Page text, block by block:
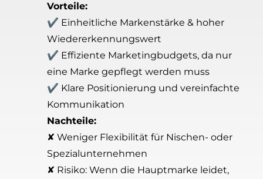
Vorteile:
✔ Einheitliche Markenstärke & hoher
Wiedererkennungswert
✔ Effiziente Marketingbudgets, da nur
eine Marke gepflegt werden muss
✔ Klare Positionierung und vereinfachte
Kommunikation
Nachteile:
✘ Weniger Flexibilität für Nischen- oder
Spezialunternehmen
✘ Risiko: Wenn die Hauptmarke leidet,